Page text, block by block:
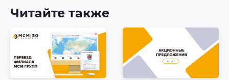
Читайте также